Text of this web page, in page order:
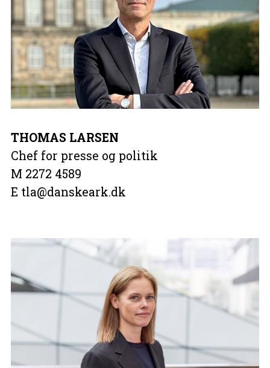
THOMAS LARSEN
Chef for presse og politik
M 2272 4589
E tla@danskeark.dk